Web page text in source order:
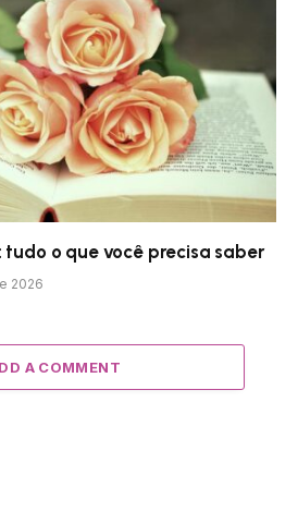
tudo o que você precisa saber
2026
A COMMENT